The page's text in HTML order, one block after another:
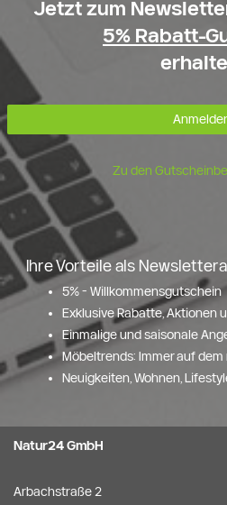
Jetzt zum
5% Rabatt-
Zu den
Ihre Vorteile als
5% - Willkommensgutschein
Exklusive Rabatte, Aktionen
Einmalige und saisonale
Möbeltrends: Immer auf
Neuigkeiten, Wohnen,
Natur24 GmbH
Arbachstraße 2